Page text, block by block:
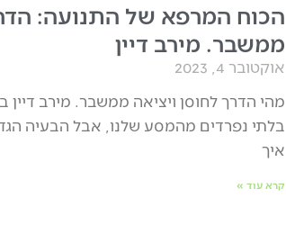
הכוח המרפא של התנועה:
ממשבר. מירב דיין
אוקטובר 4, 2023
מהי הדרך לחוסן ויציאה ממשבר. מירב
בלתי נפרדים מהמסע שלנו, אבל הבעיה
איך
קרא עוד »